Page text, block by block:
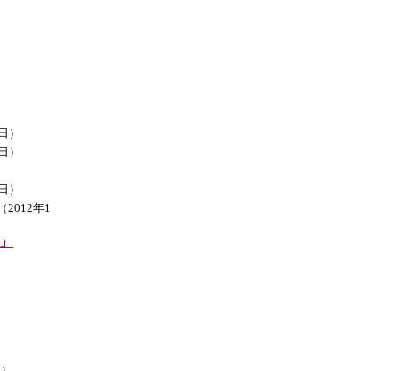
年1